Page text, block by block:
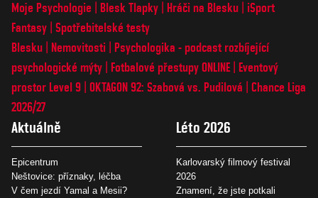
Moje Psychologie Blesk Tlapky Hráči na Blesku
iSport
Fantasy Spotřebitelské testy
Blesku
Nemovitosti
Psychologika - podcast rozbíjející
psychologické mýty
Fotbalové přestupy ONLINE
Eventový
prostor Level 9 OKTAGON 92: Szabová vs. Pudilová
Chance Liga
2026/27
Aktuálně
Epicentrum
Neštovice: příznaky, léčba
V čem jezdí Yamal a Mesii?
Léto 2026
Karlovarský filmový festival
2026
Znamení, že jste potkali